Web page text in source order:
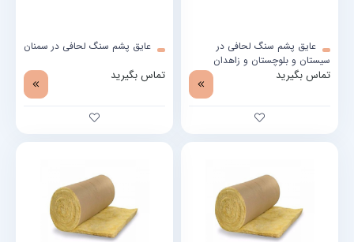
عایق پشم سنگ لحافی در
سیستان و بلوچستان و زاهدان
تماس بگیرید
عایق پشم سنگ لحافی در سمنان
تماس بگیرید